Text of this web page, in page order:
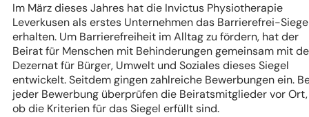
Im März dieses Jahres hat die Invictus Physiotherapie
Leverkusen als erstes Unternehmen das Barrierefrei-
erhalten. Um Barrierefreiheit im Alltag zu fördern, hat der
Beirat für Menschen mit Behinderungen gemeinsam mit
Dezernat für Bürger, Umwelt und Soziales dieses Siegel
entwickelt. Seitdem gingen zahlreiche Bewerbungen ein.
jeder Bewerbung überprüfen die Beiratsmitglieder vor Ort,
ob die Kriterien für das Siegel erfüllt sind.